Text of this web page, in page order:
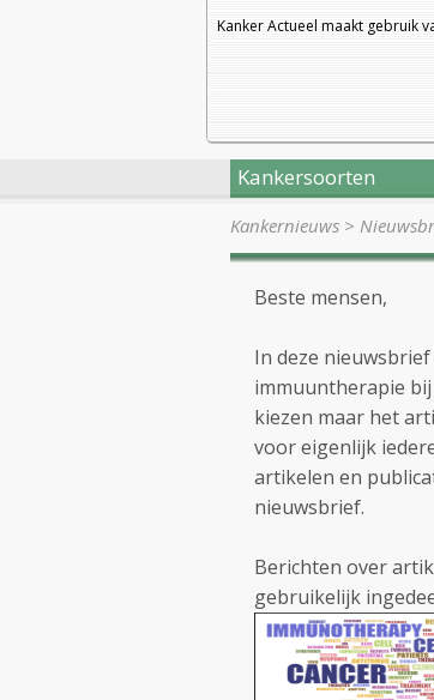
Kanker Actueel maakt gebruik
Kankersoorten
Kankernieuws >
Beste mensen,
In deze
immuuntherapie
kiezen maar het
voor eigenlijk
artikelen en
nieuwsbrief.
Berichten over
gebruikelijk